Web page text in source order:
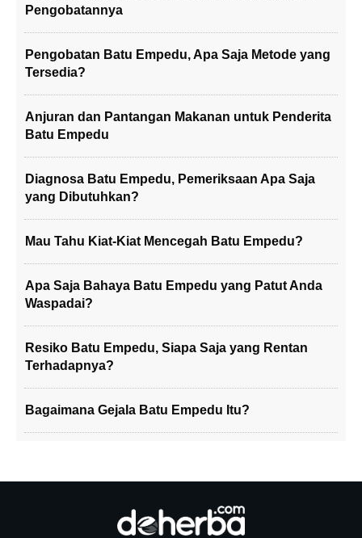
Pengobatannya
Pengobatan Batu Empedu, Apa Saja Metode yang
Tersedia?
Anjuran dan Pantangan Makanan untuk Penderita
Batu Empedu
Diagnosa Batu Empedu, Pemeriksaan Apa Saja
yang Dibutuhkan?
Mau Tahu Kiat-Kiat Mencegah Batu Empedu?
Apa Saja Bahaya Batu Empedu yang Patut Anda
Waspadai?
Resiko Batu Empedu, Siapa Saja yang Rentan
Terhadapnya?
Bagaimana Gejala Batu Empedu Itu?